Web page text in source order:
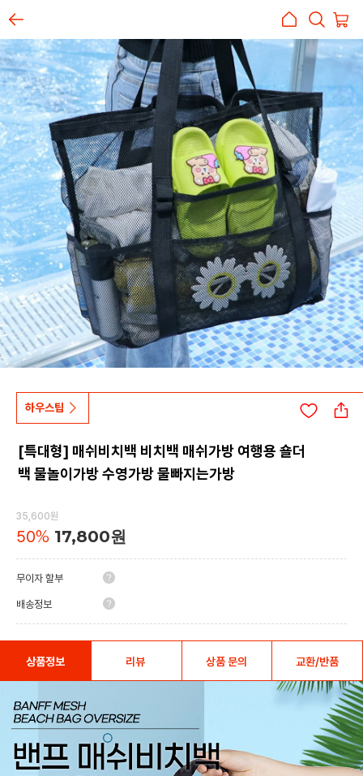
하우스팁
[특대형] 매쉬비치백 비치백 매쉬가방 여행용 숄더
백 물놀이가방 수영가방 물빠지는가방
35,600원
50% 17,800원
무이자 할부
배송정보
상품정보 리뷰 상품 문의 교환/반품